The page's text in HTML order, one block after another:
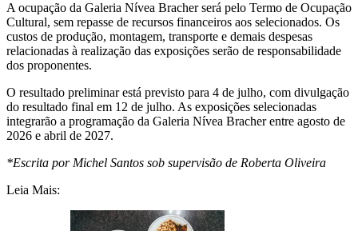
A ocupação da Galeria Nívea Bracher será pelo Termo de Ocupação
Cultural, sem repasse de recursos financeiros aos selecionados. Os
custos de produção, montagem, transporte e demais despesas
relacionadas à realização das exposições serão de responsabilidade
dos proponentes.
O resultado preliminar está previsto para 4 de julho, com divulgação
do resultado final em 12 de julho. As exposições selecionadas
integrarão a programação da Galeria Nívea Bracher entre agosto de
2026 e abril de 2027.
*Escrita por Michel Santos sob supervisão de Roberta Oliveira
Leia Mais: